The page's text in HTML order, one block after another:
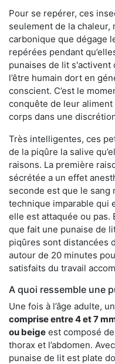
Pour se repérer, ces
seulement de la chaleur,
carbonique que dégage
repérées pendant
punaises de lit s'activent
l’être humain dort en
conscient. C’est le
conquête de leur
corps dans une
Très intelligentes, ces
de la piqûre la salive
raisons. La première
sécrétée a un effet
seconde est que le sang
technique imparable qui
elle est attaquée ou pas.
que fait une punaise de
piqûres sont distancées
autour de 20 minutes
satisfaits du travail
A quoi ressemble une
Une fois à l’âge adulte,
comprise entre 4 et 7
ou beige est composé
thorax et l’abdomen.
punaise de lit est plate